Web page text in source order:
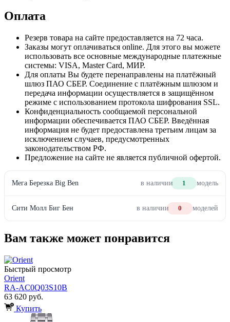
Оплата
Резерв товара на сайте предоставляется на 72 часа.
Заказы могут оплачиваться online. Для этого вы можете
использовать все основные международные платежные
системы: VISA, Master Card, МИР.
Для оплаты Вы будете перенаправлены на платёжный
шлюз ПАО СБЕР. Соединение с платёжным шлюзом и
передача информации осуществляется в защищённом
режиме с использованием протокола шифрования SSL.
Конфиденциальность сообщаемой персональной
информации обеспечивается ПАО СБЕР. Введённая
информация не будет предоставлена третьим лицам за
исключением случаев, предусмотренных
законодательством РФ.
Предложение на сайте не является публичной офертой.
Мега Березка Big Ben в наличии 1 модель
Сити Молл Биг Бен в наличии 0 моделей
Вам также может понравится
Быстрый просмотр
Orient
RA-AC0Q03S10B
63 620 руб.
Купить